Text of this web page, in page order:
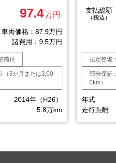
97.4万円
車両価格：87.9万円
諸費用：9.5万円
備付
（3か月または3,00
2014年（H26）
5.8万km
支払総額
（税込）
法定整備
部分保証
0km）
年式
走行距離